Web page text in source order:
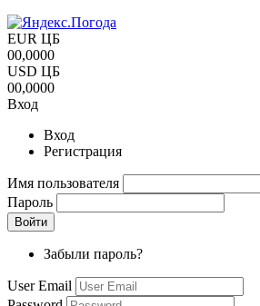
EUR ЦБ
00,0000
USD ЦБ
00,0000
Вход
Вход
Регистрация
Имя пользователя
Пароль
Забыли пароль?
User Email